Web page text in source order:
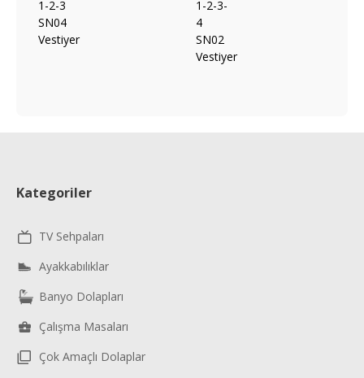
Kategoriler
TV Sehpaları
Ayakkabılıklar
Banyo Dolapları
Çalışma Masaları
Çok Amaçlı Dolaplar